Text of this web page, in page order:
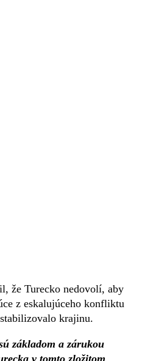
že Turecko nedovolí, aby
z eskalujúceho konfliktu
krajinu.
základom a zárukou